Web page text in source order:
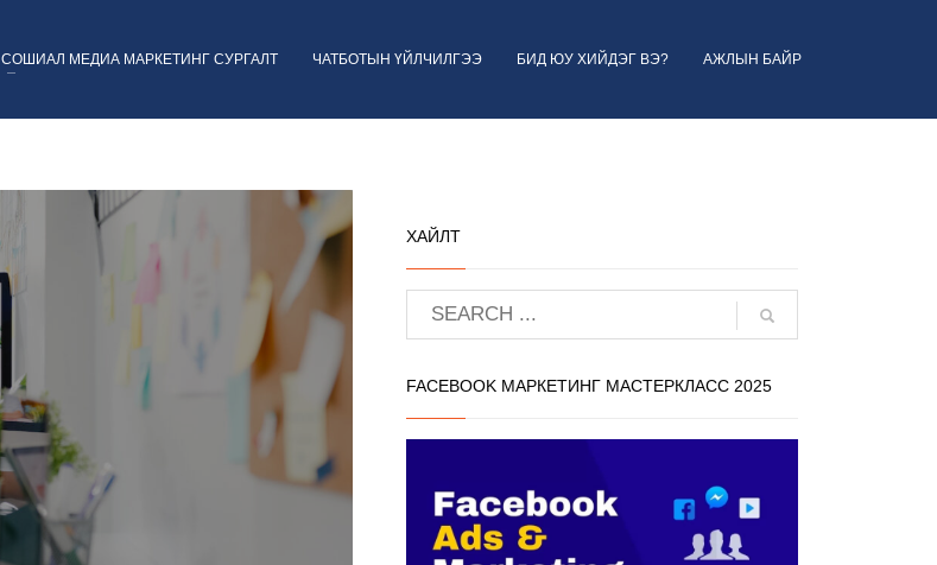
СОШИАЛ МЕДИА МАРКЕТИНГ СУРГАЛТ ЧАТБОТЫН ҮЙЛЧИЛГЭЭ БИД ЮУ ХИЙДЭГ ВЭ? АЖЛЫН БАЙР
ХАЙЛТ
FACEBOOK МАРКЕТИНГ МАСТЕРКЛАСС 2025